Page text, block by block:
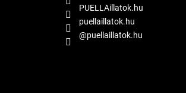
PUELLAillatok.hu
puellaillatok.hu
@puellaillatok.hu